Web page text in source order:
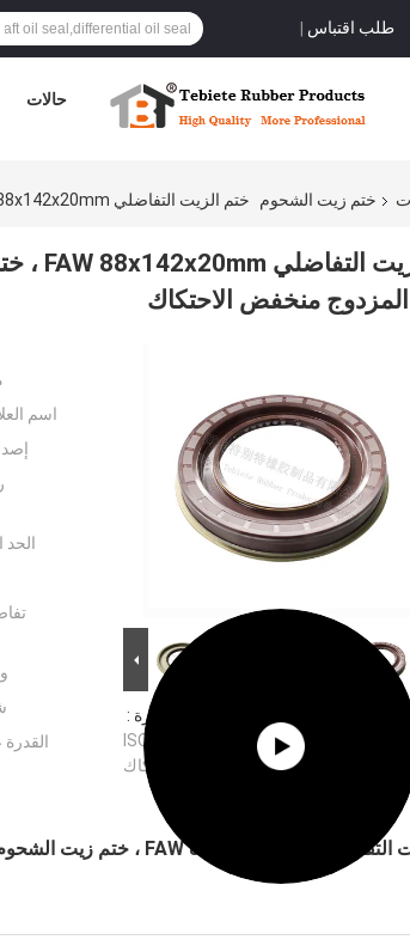
طلب اقتباس |
حالات
ختم زيت الشحوم ختم الزيت التفاضلي FAW 88x142x20mm ، ختم زيت الشحوم القياسي ISO 9001 ، ختم زيت الشفة المزدوج منخفض الاحتكاك
منخفض الاحتكاك
صورة كبيرة :
88x142x20mm ، ختم زيت الشحوم القياسي ISO
اسم
الحد